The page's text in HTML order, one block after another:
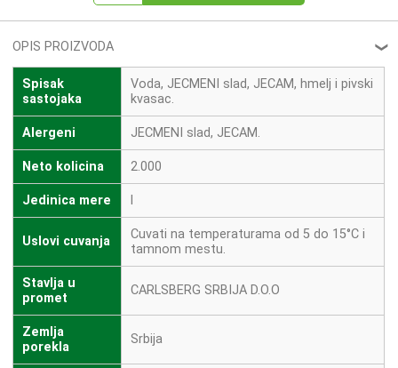
OPIS PROIZVODA ❮
Spisak
sastojaka
Voda, JECMENI slad, JECAM, hmelj i pivski
kvasac.
Alergeni JECMENI slad, JECAM.
Neto kolicina 2.000
Jedinica mere
Uslovi cuvanja
Cuvati na temperaturama od 5 do 15°C i
tamnom mestu.
Stavlja u
promet
CARLSBERG SRBIJA D.O.O
Zemlja
porekla
Srbija